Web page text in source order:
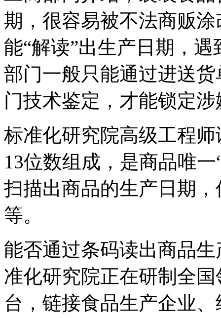
期，很容易被不法商贩
能“解读”出生产日期，
部门一般只能通过进送
门技术鉴定，才能锁定
标准化研究院高级工程
13位数组成，是商品唯
扫描出商品的生产日期
等。
能否通过条码读出商品
准化研究院正在研制全
台，链接食品生产企业